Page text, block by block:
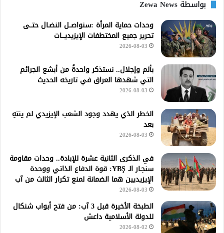
بواسطة Zewa News
وحدات حماية المرأة :سنواصــل النضـال حتــى
تحرير جميع المختطفات الإيزيديـــات
2026-08-03
بألم وإجلال.. نستذكر واحدةً من أبشع الجرائم
التي شهدها العراق في تاريخه الحديث
2026-08-03
الخطر الذي يهدد وجود الشعب الإيزيدي لم ينتهِ
بعد
2026-08-03
في الذكرى الثانية عشرة للإبادة.. وحدات مقاومة
سنجـار الـ YBŞ: قوة الدفاع الذاتي ووحدة
الإيزيديين هما الضمانة لمنع تكرار الثالث من آب
2026-08-03
الطبخة الأخيرة قبل 3 آب: من فتح أبواب شنكال
للدولة الأسلامية داعش
2026-08-02